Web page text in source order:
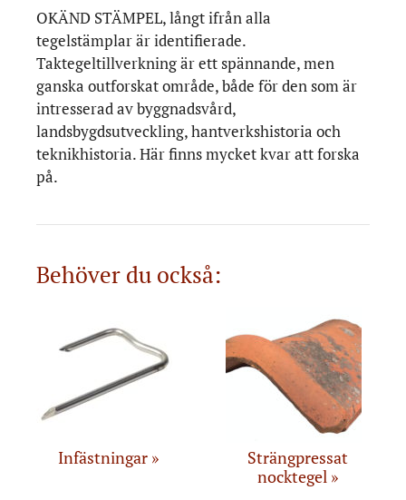
OKÄND STÄMPEL, långt ifrån alla
tegelstämplar är identifierade.
Taktegeltillverkning är ett spännande, men
ganska outforskat område, både för den som är
intresserad av byggnadsvård,
landsbygdsutveckling, hantverkshistoria och
teknikhistoria. Här finns mycket kvar att forska
på.
Behöver du också:
Infästningar
Strängpressat
nocktegel